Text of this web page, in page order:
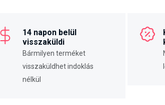
14 napon belül
visszaküldi
Bármilyen terméket
visszaküldhet indoklás
nélkül